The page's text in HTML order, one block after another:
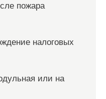
пожара
налоговых
или на